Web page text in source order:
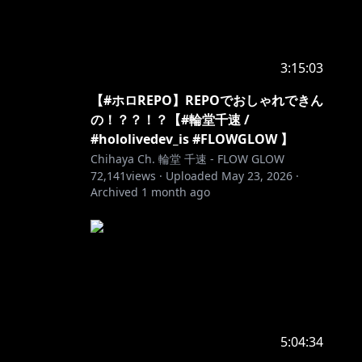
3:15:03
【#ホロREPO】REPOでおしゃれできん
の！？？！？【#輪堂千速 /
#hololivedev_is #FLOWGLOW 】
Chihaya Ch. 輪堂 千速 - FLOW GLOW
72,141views · Uploaded May 23, 2026 ·
Archived 1 month ago
5:04:34